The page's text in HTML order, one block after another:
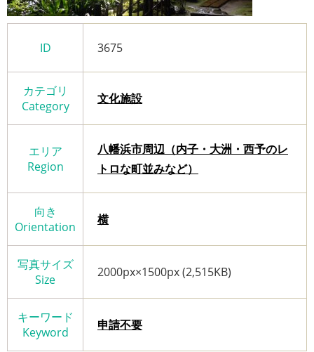
ID 3675
カテゴリ
Category
文化施設
エリア
Region
八幡浜市周辺（内子・大洲・西予のレ
トロな町並みなど）
向き
Orientation
横
写真サイズ
Size
2000px×1500px (2,515KB)
キーワード
Keyword
申請不要